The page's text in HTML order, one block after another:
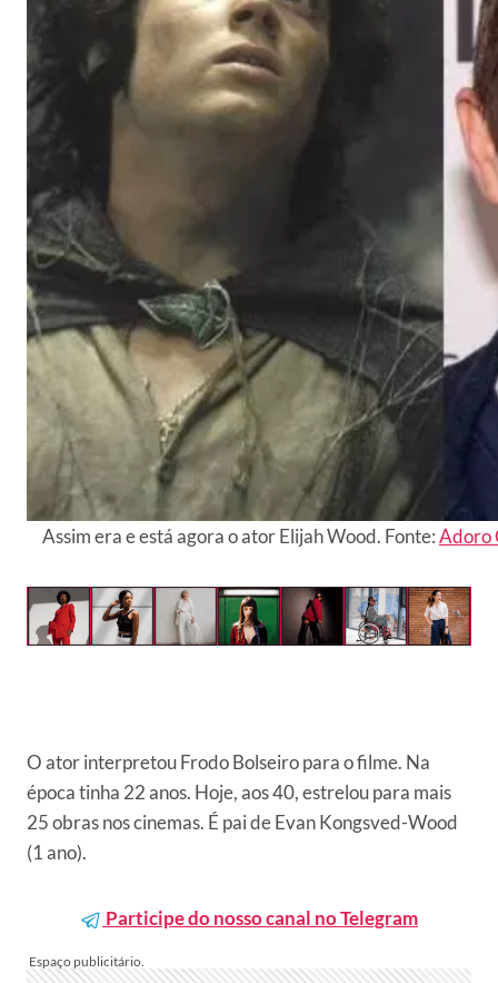
Assim era e está agora o ator Elijah Wood. Fonte:Adoro
O ator interpretou Frodo Bolseiro para o filme. Na
época tinha 22 anos. Hoje, aos 40, estrelou para mais
25 obras nos cinemas. É pai de Evan Kongsved-Wood
(1 ano).
Participe do nosso canal no Telegram